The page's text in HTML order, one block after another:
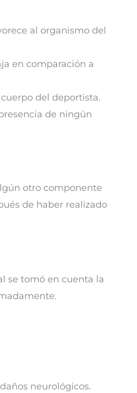
al organismo del
en comparación a
del deportista.
de ningún
otro componente
de haber realizado
se tomó en cuenta la
neurológicos.